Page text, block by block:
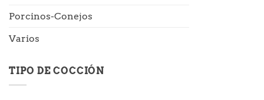
Porcinos-Conejos
Varios
TIPO DE COCCIÓN